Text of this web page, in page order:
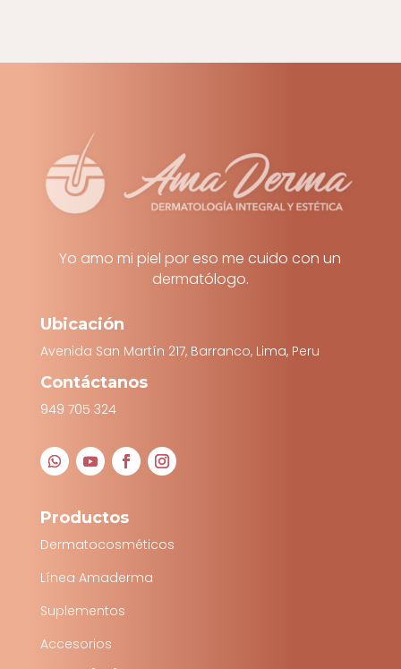
Yo amo mi piel por eso me cuido con un
dermatólogo.
Ubicación
Avenida San Martín 217, Barranco, Lima, Peru
Contáctanos
949 705 324
Productos
Dermatocosméticos
Línea Amaderma
Suplementos
Accesorios